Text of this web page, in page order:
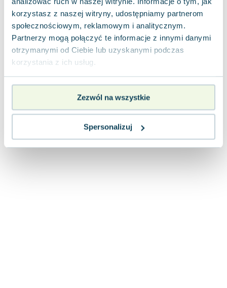
korzystasz z naszej witryny, udostępniamy partnerom
społecznościowym, reklamowym i analitycznym.
Partnerzy mogą połączyć te informacje z innymi danymi
otrzymanymi od Ciebie lub uzyskanymi podczas
korzystania z ich usług.
Zezwól na wszystkie
Spersonalizuj